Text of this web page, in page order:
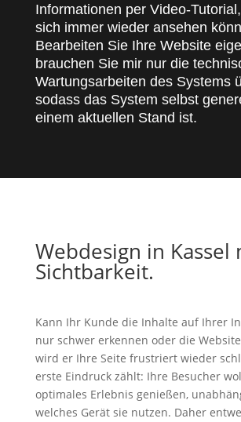
Informationen per Video-
sich immer wieder ansehen
Bearbeiten Sie Ihre Website
brauchen Sie mir nur die
Wartungsarbeiten des Systems
sodass das System selbst
einem aktuellen Stand ist.
Webdesign in Kassel
Sichtbarkeit.
Kann Ihr Kunde die Inhalte auf Ihrer
nur schwer erkennen oder die
wird er Ihre Seite frustriert wieder
erste Eindruck zählt: Ihre Besucher
optimales Erlebnis genießen,
welches Gerät sie nutzen. Daher